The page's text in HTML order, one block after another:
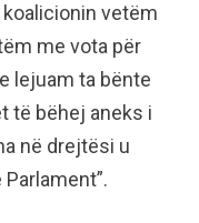
vetëm
me vota për
lejuam ta bënte
të bëhej aneks i
në drejtësi u